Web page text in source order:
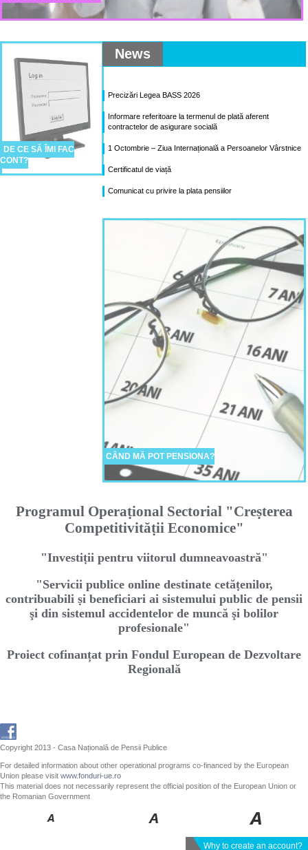
DE CE SĂ ÎMI FAC
CONT?
News
Precizări Legea BASS 2026
Informare referitoare la termenul de plată aferent
contractelor de asigurare socială
1 Octombrie – Ziua Internațională a Persoanelor Vârstnice
Certificatul de viață
Comunicat cu privire la plata pensiilor
CÂND MĂ POT PENSIONA?
Programul Operaṭional Sectorial "Creṣterea
Competitivităṭii Economice"
"Investiṭii pentru viitorul dumneavoastră"
"Servicii publice online destinate cetăṭenilor,
contribuabili ṣi beneficiari ai sistemului public de pensii
şi din sistemul accidentelor de muncă şi bolilor
profesionale"
Proiect cofinanțat prin Fondul European de Dezvoltare
Regională
Copyright 2013 - Casa Națională de Pensii Publice
For detailed information about other operational programs co-financed by the European
Union please visit www.fonduri-ue.ro
This material does not necessarily represent the official position of the European Union or
the Romanian Government
Why to create an account?